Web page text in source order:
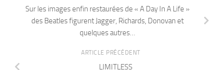
Sur les images enfin restaurées de « A Day In A Life »
des Beatles figurent Jagger, Richards, Donovan et
quelques autres…
ARTICLE PRÉCÉDENT
LIMITLESS